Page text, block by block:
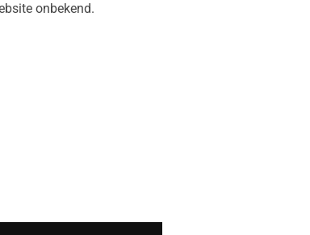
onbekend.